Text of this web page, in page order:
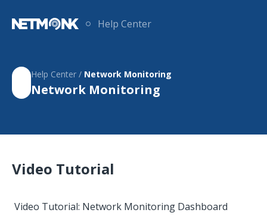
Help Center
Help Center / Network Monitoring
Network Monitoring
Video Tutorial
Video Tutorial: Network Monitoring Dashboard